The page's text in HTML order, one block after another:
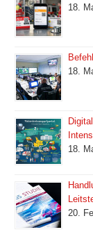
18.
18.
18.
20.